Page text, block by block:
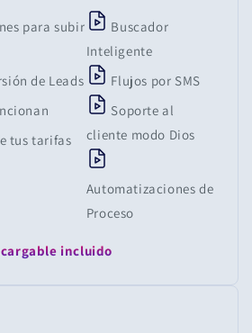
para subir
de Leads
tus tarifas
Buscador
Inteligente
Flujos por SMS
Soporte al
cliente modo Dios
Automatizaciones de
Proceso
incluido